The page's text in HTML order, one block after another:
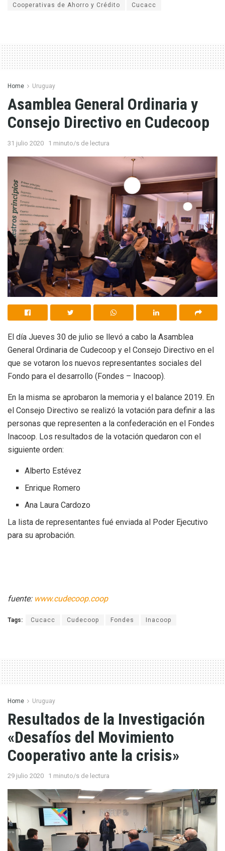
Cooperativas de Ahorro y Crédito Cucacc
Home Uruguay
Asamblea General Ordinaria y
Consejo Directivo en Cudecoop
31 julio 2020 1 minuto/s de lectura
El día Jueves 30 de julio se llevó a cabo la Asamblea
General Ordinaria de Cudecoop y el Consejo Directivo en el
que se votaron los nuevos representantes sociales del
Fondo para el desarrollo (Fondes – Inacoop).
En la misma se aprobaron la memoria y el balance 2019. En
el Consejo Directivo se realizó la votación para definir a las
personas que representen a la confederación en el Fondes
Inacoop. Los resultados de la votación quedaron con el
siguiente orden:
Alberto Estévez
Enrique Romero
Ana Laura Cardozo
La lista de representantes fué enviada al Poder Ejecutivo
para su aprobación.
fuente: www.cudecoop.coop
Tags: Cucacc Cudecoop Fondes Inacoop
Home Uruguay
Resultados de la Investigación
«Desafíos del Movimiento
Cooperativo ante la crisis»
29 julio 2020 1 minuto/s de lectura